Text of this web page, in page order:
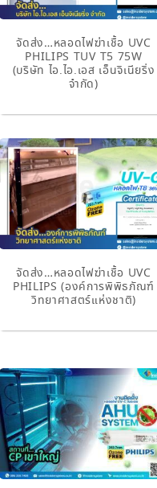
จัดส่ง…หลอดไฟฆ่าเชื้อ UVC
PHILIPS TUV T5 75W
(บริษัท ไอ.ไอ.เอส เอ็นจิเนียริ่ง
จำกัด)
จัดส่ง…หลอดไฟฆ่าเชื้อ UVC
PHILIPS (องค์การพิพิธภัณฑ์
วิทยาศาสตร์แห่งชาติ)